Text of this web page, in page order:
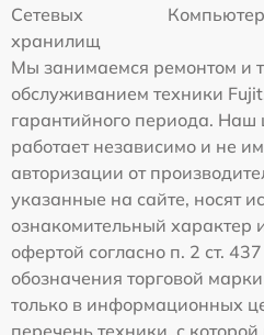
Сетевых
хранилищ
Мы занимаемся ремонтом и
обслуживанием техники
гарантийного периода. Наш
работает независимо и не
авторизации от
указанные на сайте, носят
ознакомительный характер
офертой согласно п. 2 ст.
обозначения торговой
только в информационных
перечень техники, с